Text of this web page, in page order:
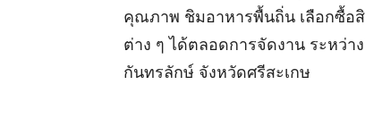
คุณภาพ ชิมอาหารพื้นถิ่น เลือกซื้อ
ต่าง ๆ ได้ตลอดการจัดงาน ระหว่
กันทรลักษ์ จังหวัดศรีสะเกษ